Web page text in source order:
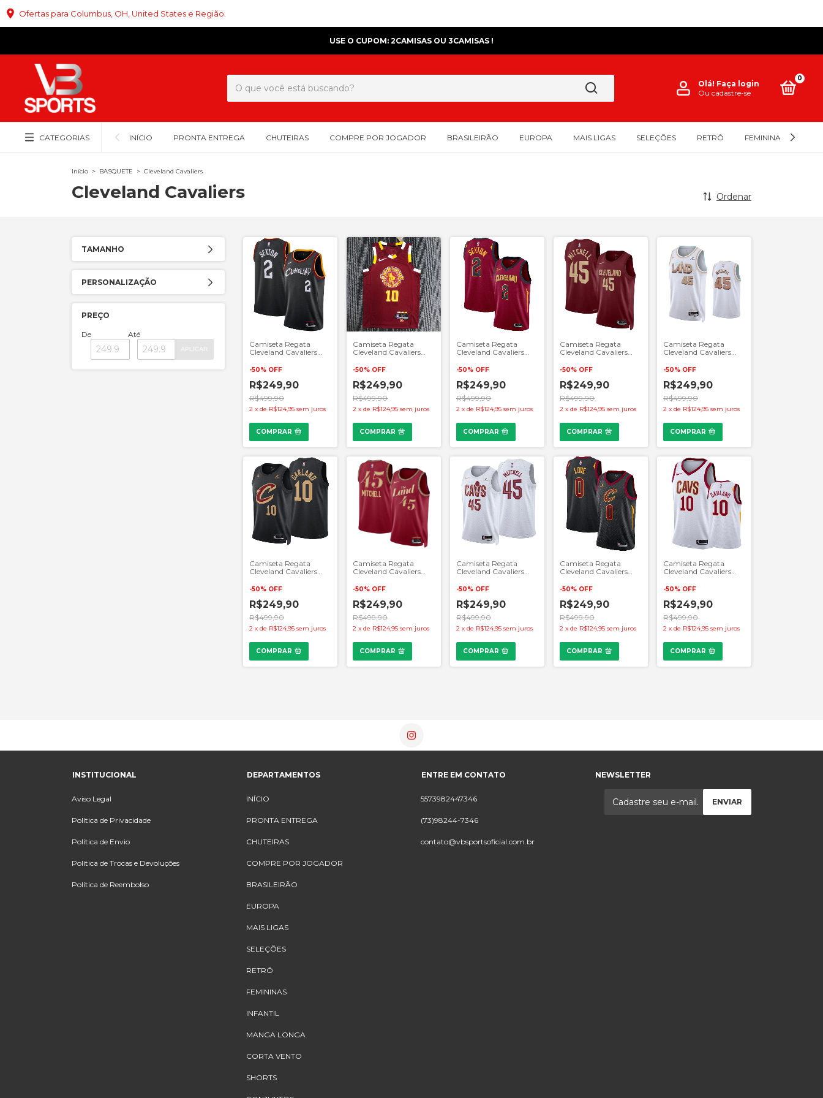
Ofertas para Columbus, OH, United States e Região.
USE O CUPOM: 2CAMISAS OU 3CAMISAS !
Olá! Faça login
Ou cadastre-se
0
CATEGORIAS INÍCIO PRONTA ENTREGA CHUTEIRAS COMPRE POR JOGADOR BRASILEIRÃO EUROPA MAIS LIGAS SELEÇÕES RETRÔ FEMININAS
Início > BASQUETE > Cleveland Cavaliers
Cleveland Cavaliers Ordenar
TAMANHO
PERSONALIZAÇÃO
PREÇO
De Até
Camiseta Regata
Cleveland Cavaliers
-50% OFF
R$249,90
R$499,90
2 x de R$124,95 sem juros
COMPRAR
Camiseta Regata
Cleveland Cavaliers
Vermelho
-50% OFF
R$249,90
R$499,90
2 x de R$124,95 sem juros
COMPRAR
Camiseta Regata
Cleveland Cavaliers
-50% OFF
R$249,90
R$499,90
2 x de R$124,95 sem juros
COMPRAR
Camiseta Regata
Cleveland Cavaliers
-50% OFF
R$249,90
R$499,90
2 x de R$124,95 sem juros
COMPRAR
Camiseta Regata
Cleveland Cavaliers
-50% OFF
R$249,90
R$499,90
2 x de R$124,95 sem juros
COMPRAR
Camiseta Regata
Cleveland Cavaliers
-50% OFF
R$249,90
R$499,90
2 x de R$124,95 sem juros
COMPRAR
Camiseta Regata
Cleveland Cavaliers
-50% OFF
R$249,90
R$499,90
2 x de R$124,95 sem juros
COMPRAR
Camiseta Regata
Cleveland Cavaliers
-50% OFF
R$249,90
R$499,90
2 x de R$124,95 sem juros
COMPRAR
Camiseta Regata
Cleveland Cavaliers
-50% OFF
R$249,90
R$499,90
2 x de R$124,95 sem juros
COMPRAR
Camiseta Regata
Cleveland Cavaliers
-50% OFF
R$249,90
R$499,90
2 x de R$124,95 sem juros
COMPRAR
INSTITUCIONAL
Aviso Legal
Política de Privacidade
Política de Envio
Política de Trocas e Devoluções
Política de Reembolso
DEPARTAMENTOS
INÍCIO
PRONTA ENTREGA
CHUTEIRAS
COMPRE POR JOGADOR
BRASILEIRÃO
EUROPA
MAIS LIGAS
SELEÇÕES
RETRÔ
FEMININAS
INFANTIL
MANGA LONGA
CORTA VENTO
SHORTS
ENTRE EM CONTATO
5573982447346
(73)98244-7346
contato@vbsportsoficial.com.br
NEWSLETTER